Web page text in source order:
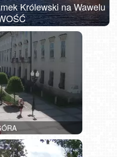
Królewski na Wawelu